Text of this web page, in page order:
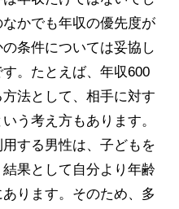
かでも年収の優先度が
条件については妥協し
。たとえば、年収600
法として、相手に対す
う考え方もあります。
する男性は、子どもを
果として自分より年齢
ります。そのため、多